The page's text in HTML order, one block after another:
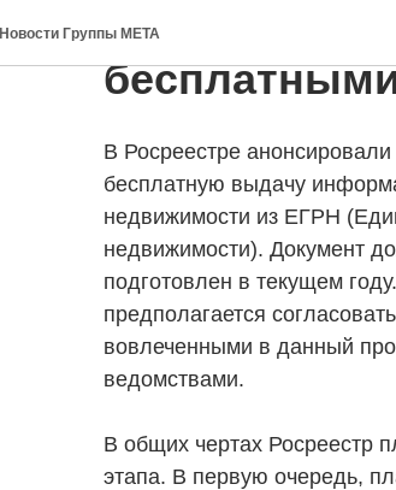
Новости Группы МЕТАВыписки из
В Росреестре
бесплатную выдачу
недвижимости из ЕГРН
недвижимости). Документ
подготовлен в текущем
предполагается
вовлеченными в данный
ведомствами.
В общих чертах Росреестр
этапа. В первую очередь,